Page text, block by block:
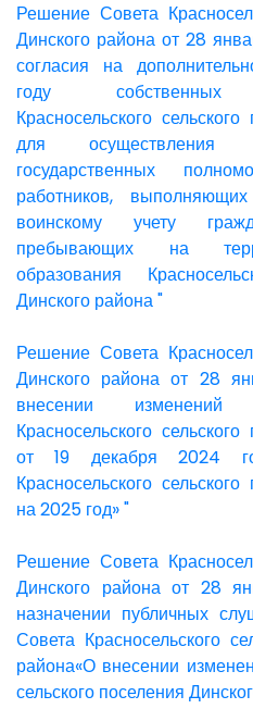
Решение Совета
Динского района от 28
согласия на
году
Красносельского
для осуществления
государственных
работников,
воинскому учету
пребывающих на
образования
Динского района "
Решение Совета
Динского района от 28
внесении
Красносельского
от 19 декабря 2024
Красносельского
на 2025 год» "
Решение Совета
Динского района от 28
назначении публичных
Совета Красносельского
района«О внесении
сельского поселения